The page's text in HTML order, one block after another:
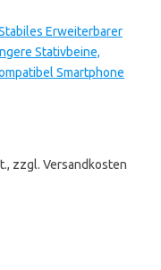
Erweiterbarer
Stativbeine,
Smartphone
zzgl. Versandkosten